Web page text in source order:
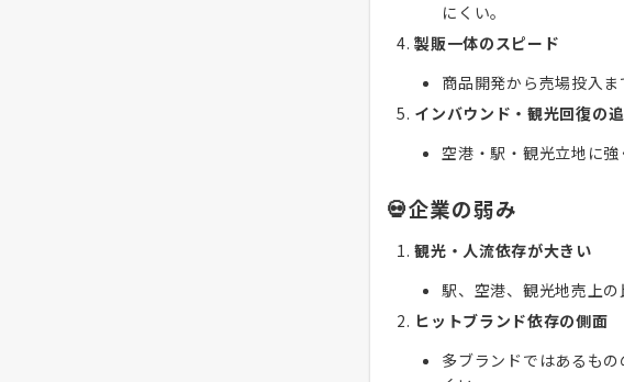
にくい。
製販一体のスピード
商品開発から売場投入
インバウンド・観光回復の
空港・駅・観光立地に強
💀企業の弱み
観光・人流依存が大きい
駅、空港、観光地売上
ヒットブランド依存の側面
多ブランドではあるも